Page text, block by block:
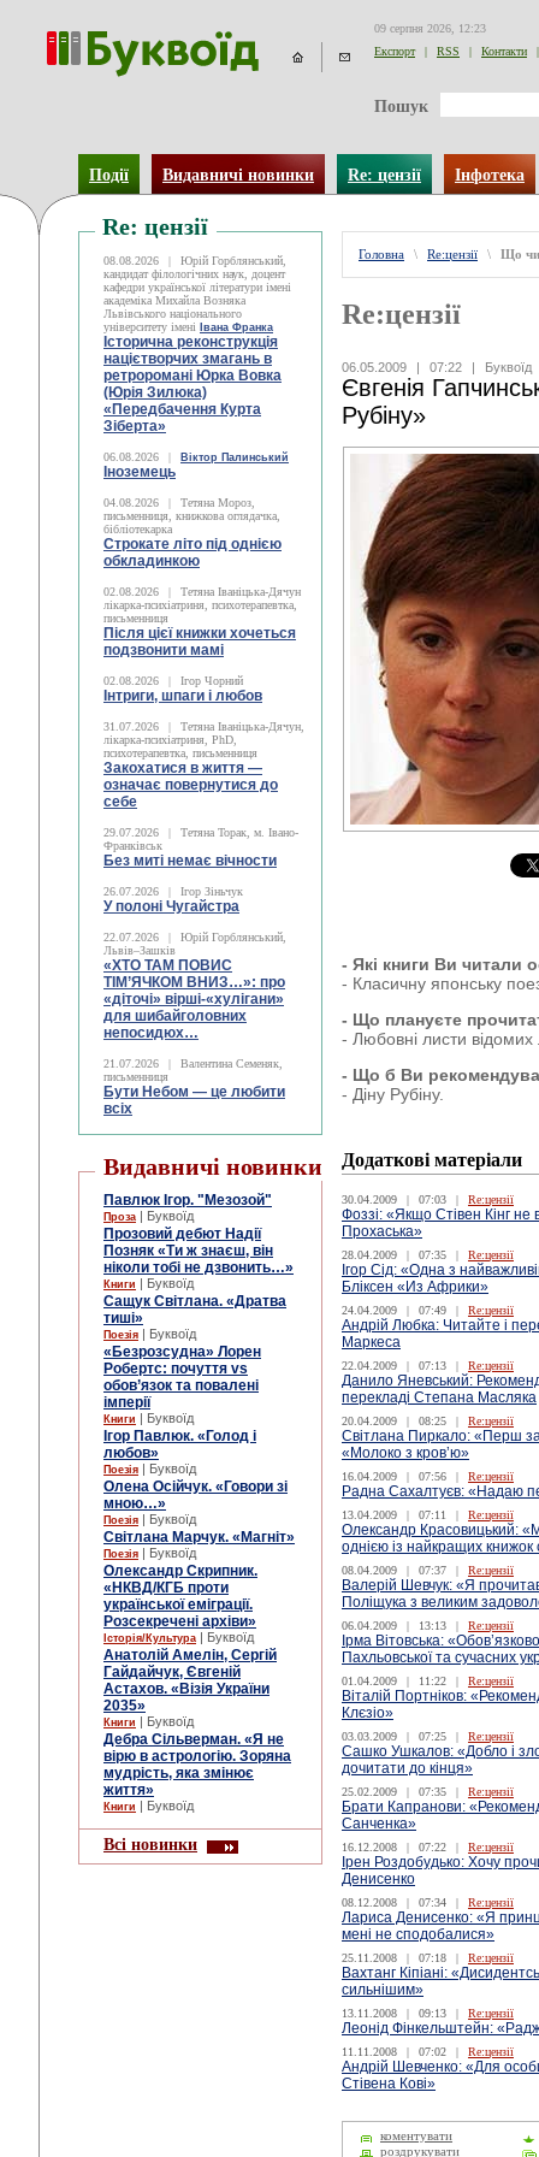
09 серпня 2026, 12:23
Експорт
| RSS | Контакти |
Пошук
Події Видавничі новинки Re: цензії Інфотека
Re: цензії
08.08.2026 |
Юрій Горблянський,
кандидат філологічних наук, доцент
кафедри української літератури імені
академіка Михайла Возняка
Львівського національного
університету імені
Івана Франка
Історична реконструкція
націєтворчих змагань в
ретроромані Юрка Вовка
(Юрія Зилюка)
«Передбачення Курта
Зіберта»
06.08.2026 | Віктор Палинський
Іноземець
04.08.2026 |
Тетяна Мороз,
письменниця, книжкова оглядачка,
бібліотекарка
Строкате літо під однією
обкладинкою
02.08.2026 |
Тетяна Іваніцька-Дячун
лікарка-психіатриня, психотерапевтка,
письменниця
Після цієї книжки хочеться
подзвонити мамі
02.08.2026 | Ігор Чорний
Інтриги, шпаги і любов
31.07.2026 |
Тетяна Іваніцька-Дячун,
лікарка-психіатриня, PhD,
психотерапевтка, письменниця
Закохатися в життя —
означає повернутися до
себе
29.07.2026 |
Тетяна Торак, м. Івано-
Франківськ
Без миті немає вічности
26.07.2026 | Ігор Зіньчук
У полоні Чугайстра
22.07.2026 |
Юрій Горблянський,
Львів–Зашків
«ХТО ТАМ ПОВИС
ТІМ’ЯЧКОМ ВНИЗ…»: про
«діточі» вірші-«хулігани»
для шибайголовних
непосидюх…
21.07.2026 |
Валентина Семеняк,
письменниця
Бути Небом ― це любити
всіх
Видавничі новинки
Павлюк Ігор. "Мезозой"
Проза | Буквоїд
Прозовий дебют Надії
Позняк «Ти ж знаєш, він
ніколи тобі не дзвонить…»
Книги | Буквоїд
Сащук Світлана. «Дратва
тиші»
Поезія | Буквоїд
«Безрозсудна» Лорен
Робертс: почуття vs
обов’язок та повалені
імперії
Книги | Буквоїд
Ігор Павлюк. «Голод і
любов»
Поезія | Буквоїд
Олена Осійчук. «Говори зі
мною…»
Поезія | Буквоїд
Світлана Марчук. «Магніт»
Поезія | Буквоїд
Олександр Скрипник.
«НКВД/КГБ проти
української еміграції.
Розсекречені архіви»
Історія/Культура | Буквоїд
Анатолій Амелін, Сергій
Гайдайчук, Євгеній
Астахов. «Візія України
2035»
Книги | Буквоїд
Дебра Сільверман. «Я не
вірю в астрологію. Зоряна
мудрість, яка змінює
життя»
Книги | Буквоїд
Всі новинки
Головна \ Re:цензії \ Що
Re:цензії
06.05.2009 | 07:22 | Буквоїд
Євгенія
Рубіну»
- Які книги Ви читали
- Класичну японську
- Що плануєте
- Любовні листи
- Що б Ви
- Діну Рубіну.
Додаткові матеріали
30.04.2009 | 07:03 | Re:цензії
Фоззі: «Якщо Стівен Кінг
Прохаська»
28.04.2009 | 07:35 | Re:цензії
Ігор Сід: «Одна з
Бліксен «Из Африки»
24.04.2009 | 07:49 | Re:цензії
Андрій Любка: Читайте і
Маркеса
22.04.2009 | 07:13 | Re:цензії
Данило Яневський:
перекладі Степана Масляка
20.04.2009 | 08:25 | Re:цензії
Світлана Пиркало: «Перш
«Молоко з кров’ю»
16.04.2009 | 07:56 | Re:цензії
Радна Сахалтуєв: «Надаю
13.04.2009 | 07:11 | Re:цензії
Олександр Красовицький:
однією із найкращих книжок
08.04.2009 | 07:37 | Re:цензії
Валерій Шевчук: «Я
Поліщука з великим
06.04.2009 | 13:13 | Re:цензії
Ірма Вітовська:
Пахльовської та сучасних
01.04.2009 | 11:22 | Re:цензії
Віталій Портніков:
Клєзіо»
03.03.2009 | 07:25 | Re:цензії
Сашко Ушкалов: «Добло і
дочитати до кінця»
25.02.2009 | 07:35 | Re:цензії
Брати Капранови:
Санченка»
16.12.2008 | 07:22 | Re:цензії
Ірен Роздобудько: Хочу
Денисенко
08.12.2008 | 07:34 | Re:цензії
Лариса Денисенко: «Я
мені не сподобалися»
25.11.2008 | 07:18 | Re:цензії
Вахтанг Кіпіані:
сильнішим»
13.11.2008 | 09:13 | Re:цензії
Леонід Фінкельштейн:
11.11.2008 | 07:02 | Re:цензії
Андрій Шевченко: «Для
Стівена Кові»
коментувати
роздрукувати